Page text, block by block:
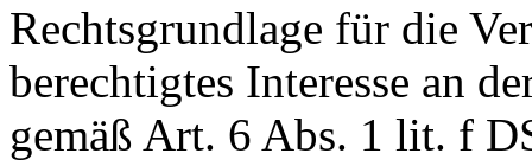
Rechtsgrundlage für die
berechtigtes Interesse an
gemäß Art. 6 Abs. 1 lit. f